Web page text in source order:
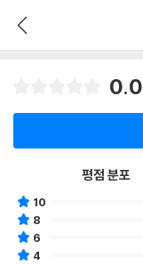
0.0
평점 분포
10
8
6
4